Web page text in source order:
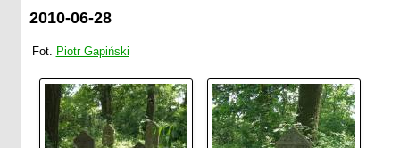
2010-06-28
Fot. Piotr Gapiński